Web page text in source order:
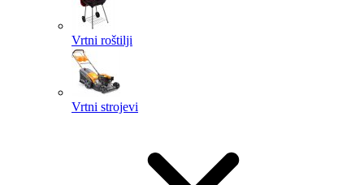
Vrtni roštilji
Vrtni strojevi